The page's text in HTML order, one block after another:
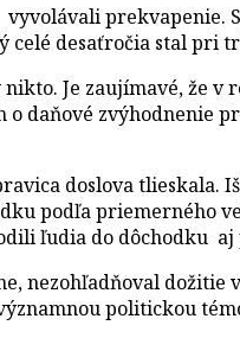
prekvapenie.
celé desaťročia stal pri
Je zaujímavé, že
daňové zvýhodnenie
doslova tlieskala.
podľa priemerného
ľudia do dôchodku aj
nezohľadňoval
politickou